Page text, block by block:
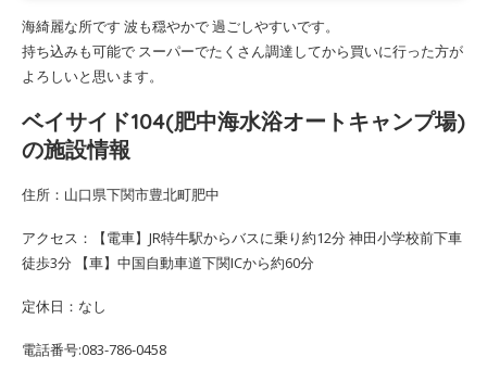
海綺麗な所です 波も穏やかで 過ごしやすいです。
持ち込みも可能で スーパーでたくさん調達してから買いに行った方が
よろしいと思います。
ベイサイド104(肥中海水浴オートキャンプ場)
の施設情報
住所：山口県下関市豊北町肥中
アクセス：【電車】JR特牛駅からバスに乗り約12分 神田小学校前下車
徒歩3分 【車】中国自動車道下関ICから約60分
定休日：なし
電話番号:083-786-0458